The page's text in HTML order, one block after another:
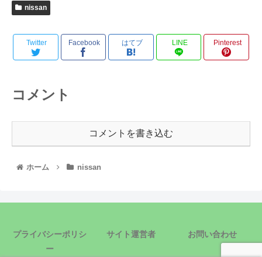
nissan
Twitter Facebook はてブ LINE Pinterest
コメント
コメントを書き込む
ホーム nissan
プライバシーポリシ
ー
サイト運営者 お問い合わせ